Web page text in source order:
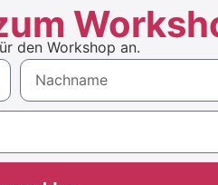
den Workshop an.